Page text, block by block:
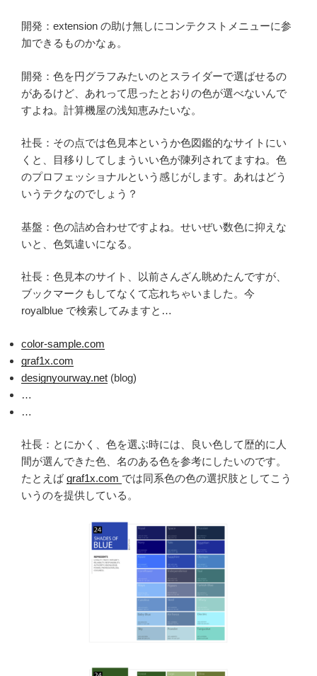
開発：extension の助け無しにコンテクストメニューに参
加できるものかなぁ。
開発：色を円グラフみたいのとスライダーで選ばせるの
があるけど、あれって思ったとおりの色が選べないんで
すよね。計算機屋の浅知恵みたいな。
社長：その点では色見本というか色図鑑的なサイトにい
くと、目移りしてしまういい色が陳列されてますね。色
のプロフェッショナルという感じがします。あれはどう
いうテクなのでしょう？
基盤：色の詰め合わせですよね。せいぜい数色に抑えな
いと、色気違いになる。
社長：色見本のサイト、以前さんざん眺めたんですが、
ブックマークもしてなくて忘れちゃいました。今
royalblue で検索してみますと…
color-sample.com
graf1x.com
designyourway.net (blog)
…
…
社長：とにかく、色を選ぶ時には、良い色して歴的に人
間が選んできた色、名のある色を参考にしたいのです。
たとえばgraf1x.com では同系色の色の選択肢としてこう
いうのを提供している。